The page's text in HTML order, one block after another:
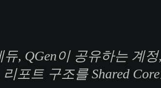
, QGen이 공유하는 계
포트 구조를 Shared